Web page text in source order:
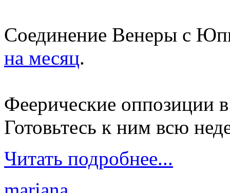
Соединение Венеры с
на месяц.
Феерические оппозиции
Готовьтесь к ним всю
Читать подробнее...